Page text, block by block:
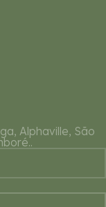
Alphaville, São